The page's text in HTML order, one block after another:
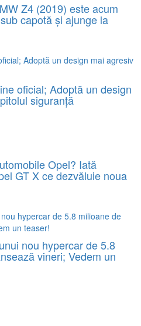
Z4 (2019) este acum
capotă și ajunge la
oficial; Adoptă un design
siguranță
Opel? Iată
GT X ce dezvăluie noua
nou hypercar de 5.8
vineri; Vedem un